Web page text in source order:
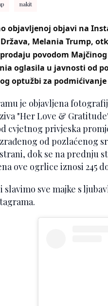
nakit
objavljenoj objavi na
Melania Trump,
povodom
oglasila u javnosti od
optužbi za
je objavljena
"Her Love &
cvjetnog privjeska
od pozlaćenog
dok se na prednju
ove ogrlice iznosi 245
slavimo sve majke s